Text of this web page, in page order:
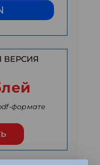
ВЕРСИЯ
формате